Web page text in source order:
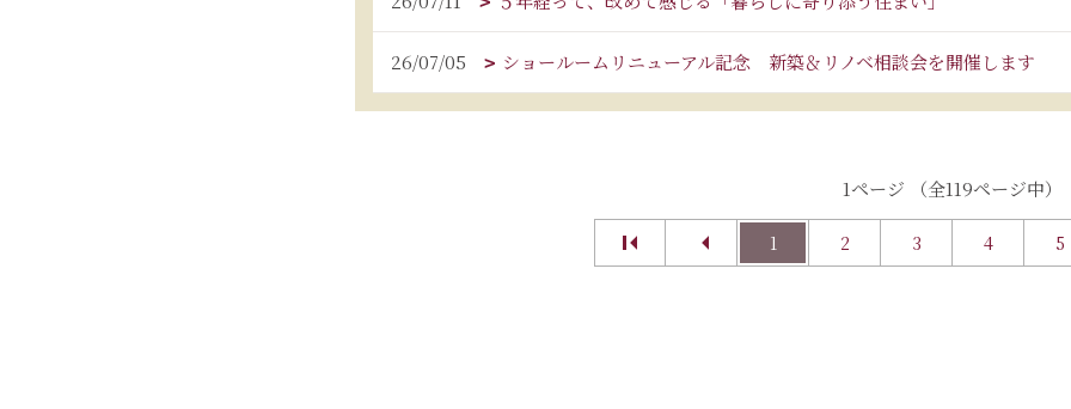
26/07/05 ショールームリニューアル記念 新築＆リノベ相談会を開催します
1ページ （全119ページ中）
1 2 3 4 5